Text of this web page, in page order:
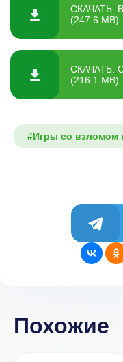
СКАЧАТЬ:
(247.6 MB)
СКАЧАТЬ:
(216.1 MB)
#Игры со взломом
Похожие